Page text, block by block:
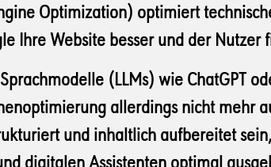
Optimization) optimiert
Ihre Website besser und der Nutzer
(LLMs) wie ChatGPT
allerdings nicht mehr
und inhaltlich aufbereitet
digitalen Assistenten optimal